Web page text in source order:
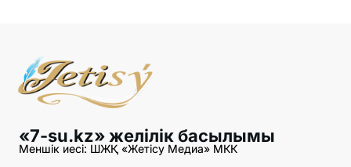
«7-su.kz» желілік басылымы
Меншік иесі: ШЖҚ «Жетісу Медиа» МКК